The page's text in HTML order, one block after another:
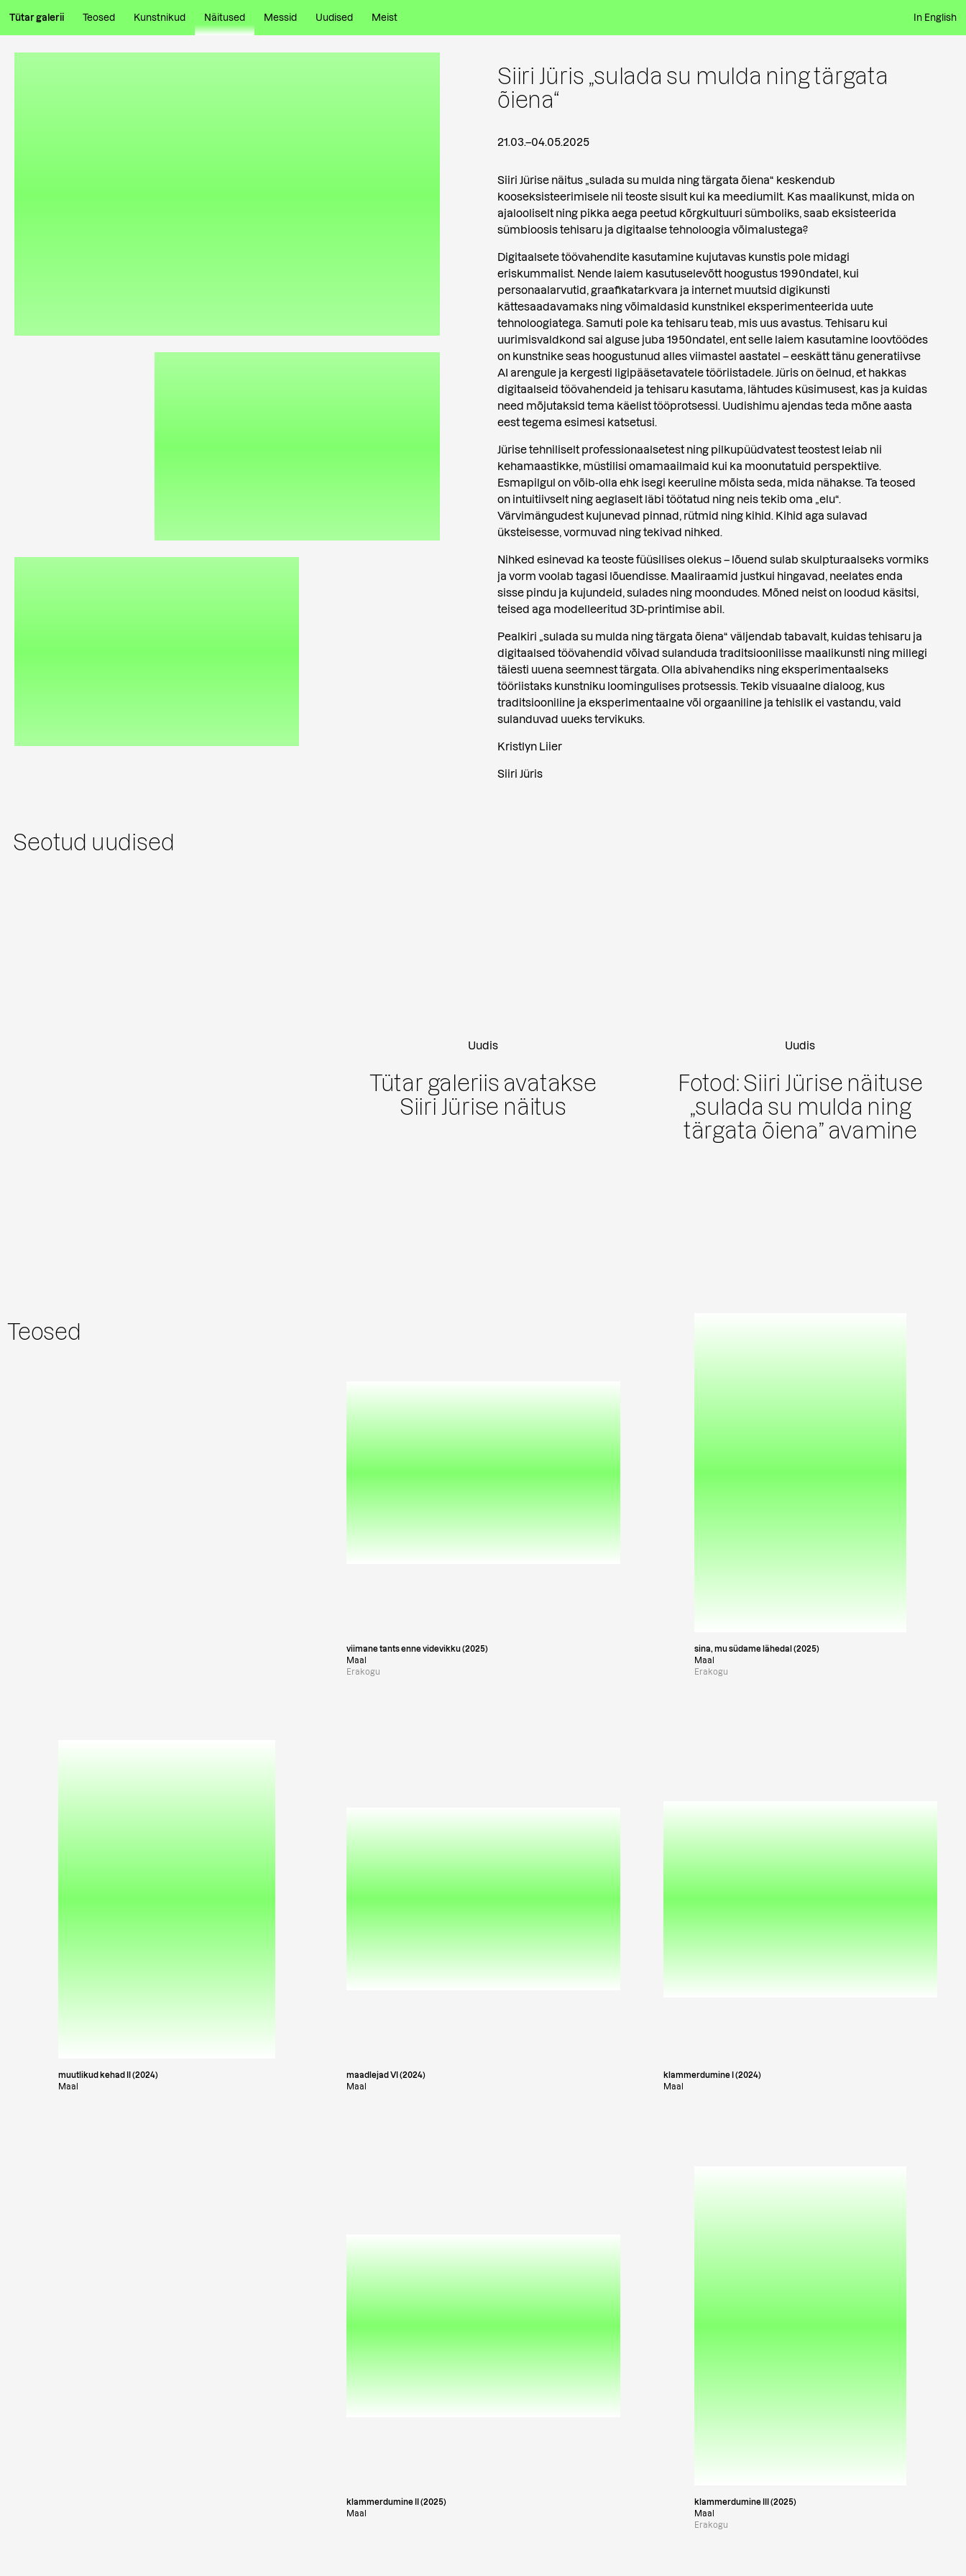
Tütar galerii Teosed Kunstnikud Näitused Messid Uudised Meist In English
Siiri Jüris „sulada su mulda ning tärgata
õiena“
21.03.–04.05.2025
Siiri Jürise näitus „sulada su mulda ning tärgata õiena“ keskendub
kooseksisteerimisele nii teoste sisult kui ka meediumilt. Kas maalikunst, mida on
ajalooliselt ning pikka aega peetud kõrgkultuuri sümboliks, saab eksisteerida
sümbioosis tehisaru ja digitaalse tehnoloogia võimalustega?
Digitaalsete töövahendite kasutamine kujutavas kunstis pole midagi
eriskummalist. Nende laiem kasutuselevõtt hoogustus 1990ndatel, kui
personaalarvutid, graafikatarkvara ja internet muutsid digikunsti
kättesaadavamaks ning võimaldasid kunstnikel eksperimenteerida uute
tehnoloogiatega. Samuti pole ka tehisaru teab, mis uus avastus. Tehisaru kui
uurimisvaldkond sai alguse juba 1950ndatel, ent selle laiem kasutamine loovtöödes
on kunstnike seas hoogustunud alles viimastel aastatel – eeskätt tänu generatiivse
AI arengule ja kergesti ligipääsetavatele tööriistadele. Jüris on öelnud, et hakkas
digitaalseid töövahendeid ja tehisaru kasutama, lähtudes küsimusest, kas ja kuidas
need mõjutaksid tema käelist tööprotsessi. Uudishimu ajendas teda mõne aasta
eest tegema esimesi katsetusi.
Jürise tehniliselt professionaalsetest ning pilkupüüdvatest teostest leiab nii
kehamaastikke, müstilisi omamaailmaid kui ka moonutatuid perspektiive.
Esmapilgul on võib-olla ehk isegi keeruline mõista seda, mida nähakse. Ta teosed
on intuitiivselt ning aeglaselt läbi töötatud ning neis tekib oma „elu“.
Värvimängudest kujunevad pinnad, rütmid ning kihid. Kihid aga sulavad
üksteisesse, vormuvad ning tekivad nihked.
Nihked esinevad ka teoste füüsilises olekus – lõuend sulab skulpturaalseks vormiks
ja vorm voolab tagasi lõuendisse. Maaliraamid justkui hingavad, neelates enda
sisse pindu ja kujundeid, sulades ning moondudes. Mõned neist on loodud käsitsi,
teised aga modelleeritud 3D-printimise abil.
Pealkiri „sulada su mulda ning tärgata õiena“ väljendab tabavalt, kuidas tehisaru ja
digitaalsed töövahendid võivad sulanduda traditsioonilisse maalikunsti ning millegi
täiesti uuena seemnest tärgata. Olla abivahendiks ning eksperimentaalseks
tööriistaks kunstniku loomingulises protsessis. Tekib visuaalne dialoog, kus
traditsiooniline ja eksperimentaalne või orgaaniline ja tehislik ei vastandu, vaid
sulanduvad uueks tervikuks.
Kristlyn Liier
Siiri Jüris
Seotud uudised
Uudis
Tütar galeriis avatakse
Siiri Jürise näitus
Uudis
Fotod: Siiri Jürise näituse
„sulada su mulda ning
tärgata õiena” avamine
Teosed
viimane tants enne videvikku (2025)
Maal
Erakogu
sina, mu südame lähedal (2025)
Maal
Erakogu
muutlikud kehad II (2024)
Maal
maadlejad VI (2024)
Maal
klammerdumine I (2024)
Maal
klammerdumine II (2025)
Maal
klammerdumine III (2025)
Maal
Erakogu